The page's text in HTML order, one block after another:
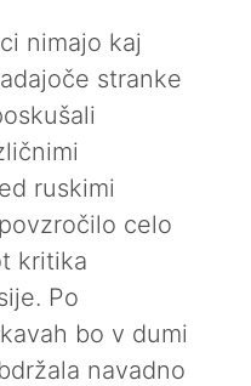
nimajo kaj
stranke
ruskimi
celo
kritika
Po
bo v dumi
navadno